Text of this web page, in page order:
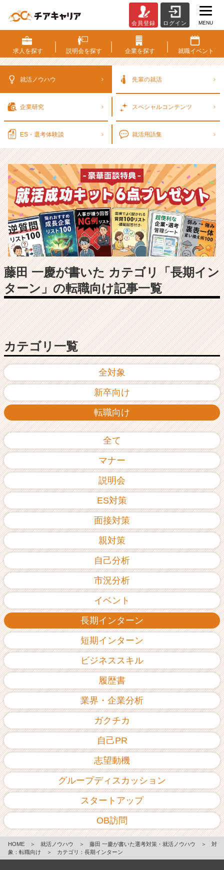
考
対
策・
ウ
ベ
ン
チ
ャ
ー・
成
長
企
業
か
ら
ス
カ
ウ
活
イ
チ
リ
（C
e
r
a
e
r）
会員登録 ログイン MENU
求人を探す 説明会を探す 企業を探す 就職イベント
就活ノウハウ 先輩の就活
企業研究 スペシャルコンテンツ
ES・選考体験談 就活用語集
藤田 一慶が書いた カテゴリ「長期イン
ターン」の転職向け記事一覧
全対象
新卒向け
転職向け
全て
マナー
説明会
ES対策
面接対策
親対策
自己分析
市況分析
イベント
長期インターン
短期インターン
ビジネススキル
履歴書
業界・企業分析
ガクチカ
自己PR
志望動機
グループディスカッション
スタートアップ
OB訪問
カテゴリ一覧
HOME ＞ 就活ノウハウ ＞ 藤田 一慶が書いた選考対策・就活ノウハウ ＞
対
象：転職向け
＞ カテゴリ：長期インターン